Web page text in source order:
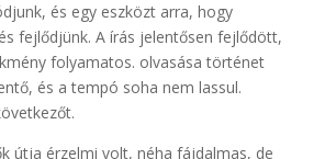
és egy eszközt arra, hogy
fejlődjünk. A írás jelentősen fejlődött,
folyamatos. olvasása történet
és a tempó soha nem lassul.
útja érzelmi volt, néha fájdalmas, de